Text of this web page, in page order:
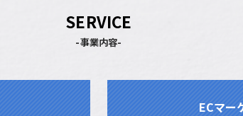
SERVICE
-事業内容-
ECマー